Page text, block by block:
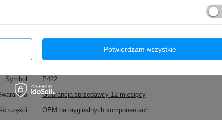
Symbol P422
Gwarancja sprzedawcy 12 miesięcy
części OEM na oryginalnych komponentach
Potwierdzam wszystkie